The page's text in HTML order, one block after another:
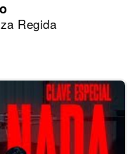
Regida